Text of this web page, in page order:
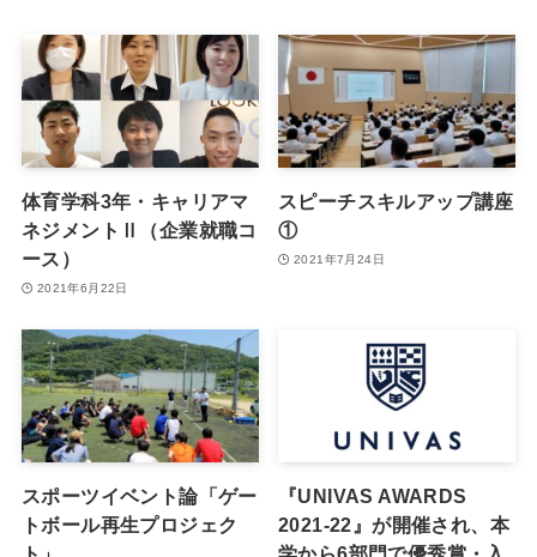
体育学科3年・キャリアマ
ネジメントⅡ（企業就職コ
ース）
2021年6月22日
スピーチスキルアップ講座
①
2021年7月24日
スポーツイベント論「ゲー
トボール再生プロジェク
『UNIVAS AWARDS
2021-22』が開催され、本